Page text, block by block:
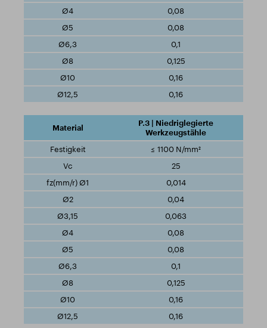
0,08
0,08
0,1
0,125
0,16
0,16
P.3 | Niedriglegierte
Werkzeugstähle
≤ 1100 N/mm²
25
0,014
0,04
0,063
0,08
0,08
0,1
0,125
0,16
0,16